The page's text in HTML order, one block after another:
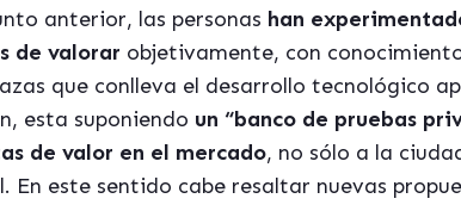
anterior, las personas han
de valorar objetivamente, con
que conlleva el desarrollo tecnológico
esta suponiendo un “banco de pruebas
de valor en el mercado, no sólo a la
En este sentido cabe resaltar nuevas